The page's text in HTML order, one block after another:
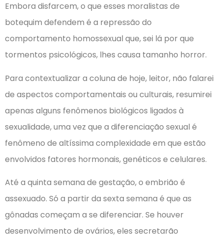
Embora disfarcem, o que esses moralistas de
botequim defendem é a repressão do
comportamento homossexual que, sei lá por que
tormentos psicológicos, lhes causa tamanho horror.
Para contextualizar a coluna de hoje, leitor, não falarei
de aspectos comportamentais ou culturais, resumirei
apenas alguns fenômenos biológicos ligados à
sexualidade, uma vez que a diferenciação sexual é
fenômeno de altíssima complexidade em que estão
envolvidos fatores hormonais, genéticos e celulares.
Até a quinta semana de gestação, o embrião é
assexuado. Só a partir da sexta semana é que as
gônadas começam a se diferenciar. Se houver
desenvolvimento de ovários, eles secretarão